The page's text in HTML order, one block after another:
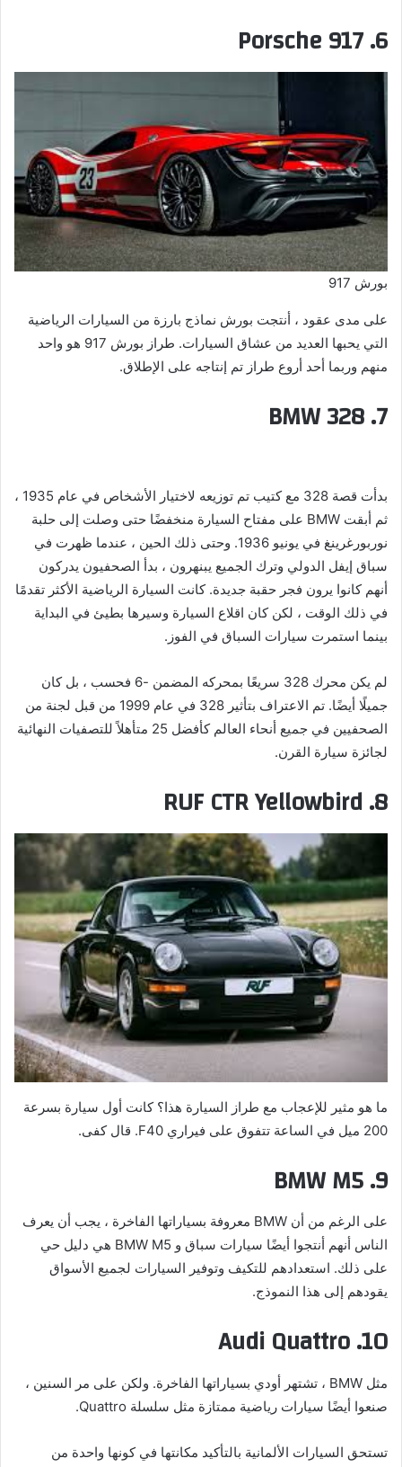
6. Porsche 917
بورش 917
على مدى عقود ، أنتجت بورش نماذج بارزة من السيارات الرياضية
التي يحبها العديد من عشاق السيارات. طراز بورش 917 هو واحد
منهم وربما أحد أروع طراز تم إنتاجه على الإطلاق.
7. BMW 328
بدأت قصة 328 مع كتيب تم توزيعه لاختيار الأشخاص في عام 1935 ،
ثم أبقت BMW على مفتاح السيارة منخفضًا حتى وصلت إلى حلبة
نوربورغرينغ في يونيو 1936. وحتى ذلك الحين ، عندما ظهرت في
سباق إيفل الدولي وترك الجميع يبنهرون ، بدأ الصحفيون يدركون
أنهم كانوا يرون فجر حقبة جديدة. كانت السيارة الرياضية الأكثر تقدمًا
في ذلك الوقت ، لكن كان اقلاع السيارة وسيرها بطيئ في البداية
بينما استمرت سيارات السباق في الفوز.
لم يكن محرك 328 سريعًا بمحركه المضمن -6 فحسب ، بل كان
جميلًا أيضًا. تم الاعتراف بتأثير 328 في عام 1999 من قبل لجنة من
الصحفيين في جميع أنحاء العالم كأفضل 25 متأهلاً للتصفيات النهائية
لجائزة سيارة القرن.
8. RUF CTR Yellowbird
ما هو مثير للإعجاب مع طراز السيارة هذا؟ كانت أول سيارة بسرعة
200 ميل في الساعة تتفوق على فيراري F40. قال كفى.
9. BMW M5
على الرغم من أن BMW معروفة بسياراتها الفاخرة ، يجب أن يعرف
الناس أنهم أنتجوا أيضًا سيارات سباق و BMW M5 هي دليل حي
على ذلك. استعدادهم للتكيف وتوفير السيارات لجميع الأسواق
يقودهم إلى هذا النموذج.
10. Audi Quattro
مثل BMW ، تشتهر أودي بسياراتها الفاخرة. ولكن على مر السنين ،
صنعوا أيضًا سيارات رياضية ممتازة مثل سلسلة Quattro.
تستحق السيارات الألمانية بالتأكيد مكانتها في كونها واحدة من